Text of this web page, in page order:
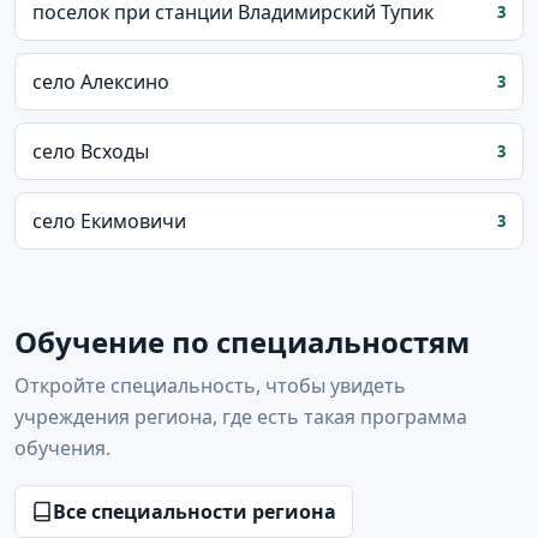
поселок при станции Владимирский Тупик 3
село Алексино 3
село Всходы 3
село Екимовичи 3
Обучение по специальностям
Откройте специальность, чтобы увидеть
учреждения региона, где есть такая программа
обучения.
Все специальности региона